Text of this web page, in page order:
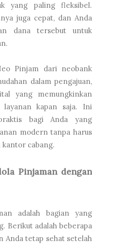
yang paling fleksibel.
juga cepat, dan Anda
dana tersebut untuk
Pinjam dari neobank
dalam pengajuan,
yang memungkinkan
layanan kapan saja. Ini
bagi Anda yang
modern tanpa harus
cabang.
Pinjaman dengan
adalah bagian yang
Berikut adalah beberapa
Anda tetap sehat setelah